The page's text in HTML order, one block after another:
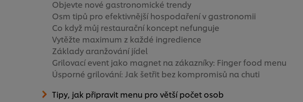
Objevte nové gastronomické trendy
Osm tipů pro efektivnější hospodaření v gastronomii
Co když můj restaurační koncept nefunguje
Vytěžte maximum z každé ingredience
Základy aranžování jídel
Grilovací event jako magnet na zákazníky: Finger food menu
Úsporné grilování: Jak šetřit bez kompromisů na chuti
Tipy, jak připravit menu pro větší počet osob